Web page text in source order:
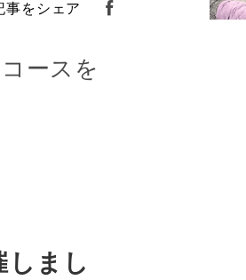
事をシェア
ースを
まし